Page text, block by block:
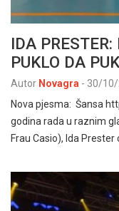
IDA
PUKLO DA
Autor Novagra - 30/
Nova pjesma: Šansa
godina rada u raznim
Frau Casio), Ida Prester